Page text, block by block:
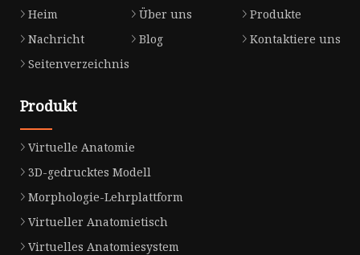
Heim Über uns
Produkte
Nachricht
Blog
Kontaktiere uns
Seitenverzeichnis
Produkt
Virtuelle Anatomie
3D-gedrucktes Modell
Morphologie-Lehrplattform
Virtueller Anatomietisch
Virtuelles Anatomiesystem